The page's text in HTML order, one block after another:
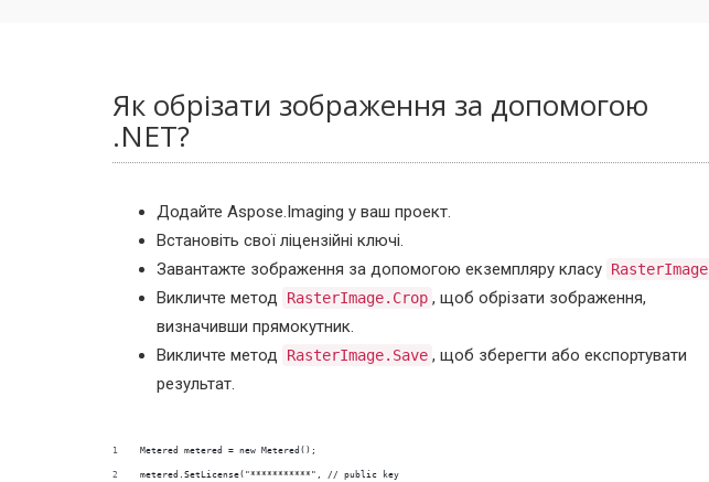
Як обрізати зображення за допомогою
.NET?
Додайте Aspose.Imaging у ваш проект.
Встановіть свої ліцензійні ключі.
Завантажте зображення за допомогою екземпляру класу RasterImage
Викличте метод RasterImage.Crop , щоб обрізати зображення,
визначивши прямокутник.
Викличте метод
RasterImage.Save , щоб зберегти або експортувати
результат.
Metered metered = new Metered();
metered.SetLicense("***********", // public key